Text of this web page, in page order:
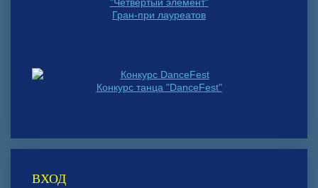
Гран-при лауреатов
Конкурс танца "DanceFest"
ВХОД